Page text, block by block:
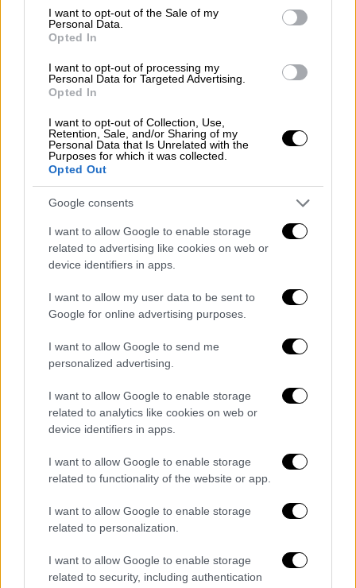
consent section.
I want to opt-out of the Sale of my
Personal Data.
Opted In
I want to opt-out of processing my
Personal Data for Targeted Advertising.
Opted In
I want to opt-out of Collection, Use,
Retention, Sale, and/or Sharing of my
Personal Data that Is Unrelated with the
Purposes for which it was collected.
Opted Out
Google consents
I want to allow Google to enable storage
related to advertising like cookies on web or
device identifiers in apps.
I want to allow my user data to be sent to
Google for online advertising purposes.
I want to allow Google to send me
personalized advertising.
I want to allow Google to enable storage
related to analytics like cookies on web or
device identifiers in apps.
I want to allow Google to enable storage
related to functionality of the website or app.
I want to allow Google to enable storage
related to personalization.
I want to allow Google to enable storage
related to security, including authentication
Οικονομία|11.08.2023 09:50
Πετρέλαιο: Ανεβαίνουν οι τιμές μετά το
σήμα του ΟΠΕΚ για αύξηση της ζήτησης
Ο ΟΠΕΚ δήλωσε την Πέμπτη ότι αναμένει
αύξηση της παγκόσμιας ζήτησης πετρελαίου
κατά 2,25 εκατομμύρια βαρέλια την ημέρα το
Οικονομία 10.08.2023 08:10
Πετρέλαιο: Σε υψηλό 9 μηνών οι τιμές -